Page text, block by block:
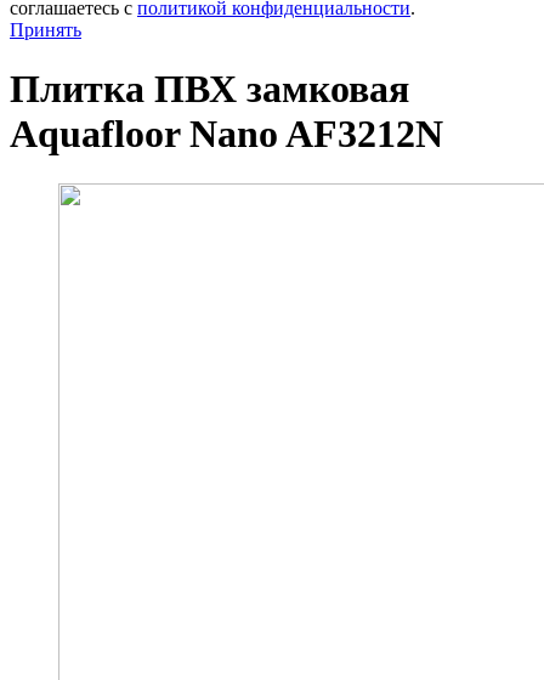
соглашаетесь c политикой конфиденциальности.
Принять
Плитка ПВХ замковая
Aquafloor Nano AF3212N